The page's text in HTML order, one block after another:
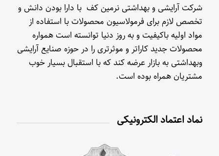
شرکت آرایشی و بهداشتی نرمین کف با دارا بودن دانش و
تخصص لازم برای فرمولاسیون محصولات با استفاده از
مواد اولیه باکیفیت و به روز دنیا توانسته است همواره
محصولات جدید کاراتر و موثرتری را در حوزه صنایع آرایشی
وبهداشتی به بازار عرضه کند که با استقبال بسیار خوب
مشتریان همراه بوده است.
نماد اعتماد الکترونیکی